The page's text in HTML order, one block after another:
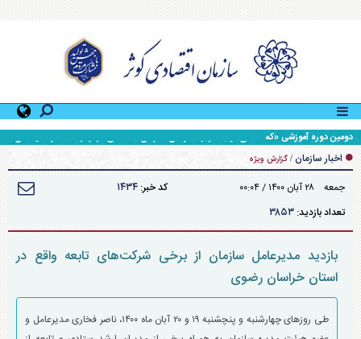
دومین دوره آموزشی «کمک‌های اولیه» ویژه کارکنان سازمان اقتصادی کوثر توسط اداره کل منابع
انسانی سازمان برگزار شد
اخبار سازمان / گزارش ویژه
جمعه ۲۸ آبان ۱۴۰۰ / ۰۰:۰۴ کد خبر: ۱۴۳۴
تعداد بازدید: ۳۸۵۳
بازدید مدیرعامل سازمان از برخی شرکت‌های تابعه واقع در
استان خراسان رضوی
طی روز‌های چهارشنبه و پنچشنبه ۱۹ و ۲۰ آبان ماه ۱۴۰۰، ناصر فخاری مدیرعامل و